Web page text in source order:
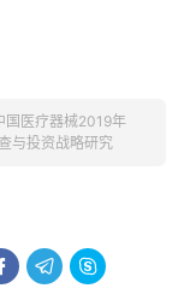
国医疗器械2019年
与投资战略研究
 